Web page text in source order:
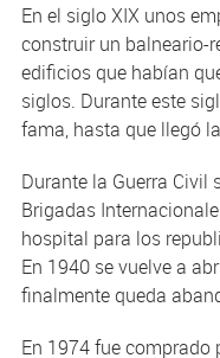
En el siglo XIX unos
construir un balneario-
edificios que habían
siglos. Durante este
fama, hasta que llegó
Durante la Guerra Civil
Brigadas
hospital para los
En 1940 se vuelve a
finalmente queda
En 1974 fue comprado